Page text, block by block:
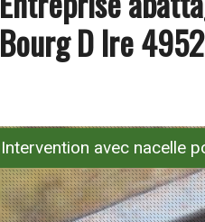
Bourg D Ire
Intervention avec nacelle